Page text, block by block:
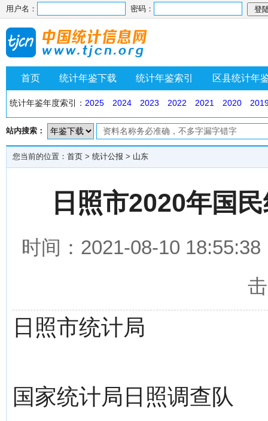
用户名： 密码：
首页 统计年鉴下载 统计年鉴索引 区县统计年
统计年鉴年度索引： 2025 2024 2023 2022 2021 2020
站内搜索：
您当前的位置： 首页 > 统计公报 > 山东
日照市2020年国
时间：2021-08-10
日照市统计局
国家统计局日照调查队